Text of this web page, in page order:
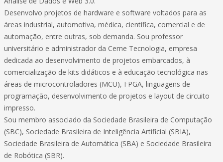
Desenvolvo projetos de hardware e software voltados para as
áreas industrial, automotiva, médica, científica, comercial e de
automação, entre outras, sob demanda. Sou professor
universitário e administrador da Cerne Tecnologia, empresa
dedicada ao desenvolvimento de projetos embarcados, à
comercialização de kits didáticos e à educação tecnológica nas
áreas de microcontroladores (MCU), FPGA, linguagens de
programação, desenvolvimento de projetos e layout de circuito
impresso.
Sou membro associado da Sociedade Brasileira de Computação
(SBC), Sociedade Brasileira de Inteligência Artificial (SBIA),
Sociedade Brasileira de Automática (SBA) e Sociedade Brasileira
de Robótica (SBR).